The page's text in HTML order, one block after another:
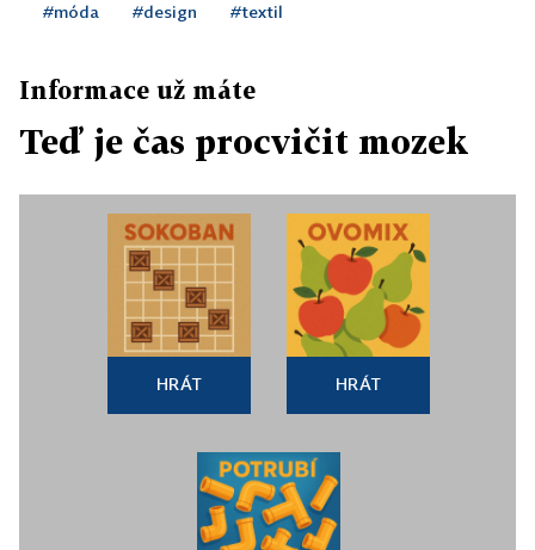
#móda #design #textil
Informace už máte
Teď je čas procvičit mozek
HRÁT HRÁT